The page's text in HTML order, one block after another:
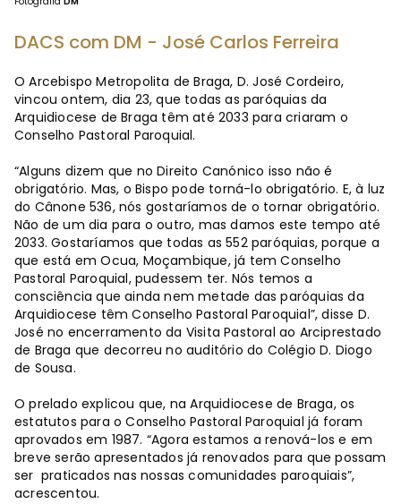
DACS com DM - José Carlos Ferreira
O Arcebispo Metropolita de Braga, D. José Cordeiro,
vincou ontem, dia 23, que todas as paróquias da
Arquidiocese de Braga têm até 2033 para criaram o
Conselho Pastoral Paroquial.
“Alguns dizem que no Direito Canónico isso não é
obrigatório. Mas, o Bispo pode torná-lo obrigatório. E, à luz
do Cânone 536, nós gostaríamos de o tornar obrigatório.
Não de um dia para o outro, mas damos este tempo até
2033. Gostaríamos que todas as 552 paróquias, porque a
que está em Ocua, Moçambique, já tem Conselho
Pastoral Paroquial, pudessem ter. Nós temos a
consciência que ainda nem metade das paróquias da
Arquidiocese têm Conselho Pastoral Paroquial”, disse D.
José no encerramento da Visita Pastoral ao Arciprestado
de Braga que decorreu no auditório do Colégio D. Diogo
de Sousa.
O prelado explicou que, na Arquidiocese de Braga, os
estatutos para o Conselho Pastoral Paroquial já foram
aprovados em 1987. “Agora estamos a renová-los e em
breve serão apresentados já renovados para que possam
ser praticados nas nossas comunidades paroquiais”,
acrescentou.